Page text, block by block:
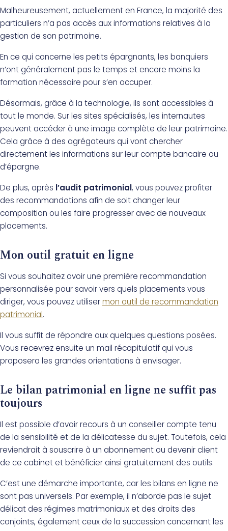
Malheureusement, actuellement en France, la majorité des
particuliers n’a pas accès aux informations relatives à la
gestion de son patrimoine.
En ce qui concerne les petits épargnants, les banquiers
n’ont généralement pas le temps et encore moins la
formation nécessaire pour s’en occuper.
Désormais, grâce à la technologie, ils sont accessibles à
tout le monde. Sur les sites spécialisés, les internautes
peuvent accéder à une image complète de leur patrimoine.
Cela grâce à des agrégateurs qui vont chercher
directement les informations sur leur compte bancaire ou
d’épargne.
De plus, après l’audit patrimonial, vous pouvez profiter
des recommandations afin de soit changer leur
composition ou les faire progresser avec de nouveaux
placements.
Mon outil gratuit en ligne
Si vous souhaitez avoir une première recommandation
personnalisée pour savoir vers quels placements vous
diriger, vous pouvez utilisermon outil de recommandation
patrimonial.
Il vous suffit de répondre aux quelques questions posées.
Vous recevrez ensuite un mail récapitulatif qui vous
proposera les grandes orientations à envisager.
Le bilan patrimonial en ligne ne suffit pas
toujours
Il est possible d’avoir recours à un conseiller compte tenu
de la sensibilité et de la délicatesse du sujet. Toutefois, cela
reviendrait à souscrire à un abonnement ou devenir client
de ce cabinet et bénéficier ainsi gratuitement des outils.
C’est une démarche importante, car les bilans en ligne ne
sont pas universels. Par exemple, il n’aborde pas le sujet
délicat des régimes matrimoniaux et des droits des
conjoints, également ceux de la succession concernant les